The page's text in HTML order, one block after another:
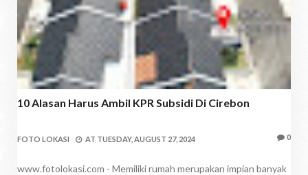
10 Alasan Harus Ambil KPR Subsidi Di Cirebon
FOTO LOKASI AT TUESDAY, AUGUST 27, 2024 0
www.fotolokasi.com - Memiliki rumah merupakan impian banyak